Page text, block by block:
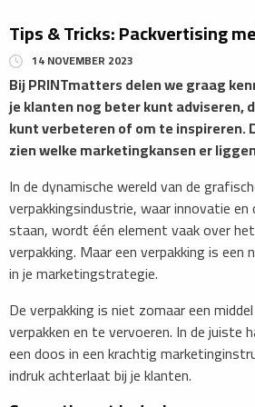
Tips & Tricks: Packvertising
14 NOVEMBER 2023
Bij PRINTmattersdelen we graag
je klanten nog beter kunt adviseren,
kunt verbeteren of om te inspireren.
zien welke marketingkansen er
In de dynamische wereld van de
verpakkingsindustrie, waar innovatie
staan, wordt één element vaak over
verpakking. Maar een verpakking is
in je marketingstrategie.
De verpakking is niet zomaar een
verpakken en te vervoeren. In de juiste
een doos in een krachtig
indruk achterlaat bij je klanten.